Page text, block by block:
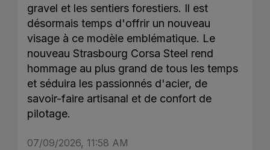
gravel et les sentiers forestiers. Il est
désormais temps d'offrir un nouveau
visage à ce modèle emblématique. Le
nouveau Strasbourg Corsa Steel rend
hommage au plus grand de tous les temps
et séduira les passionnés d'acier, de
savoir-faire artisanal et de confort de
pilotage.
07/09/2026, 11:58 AM